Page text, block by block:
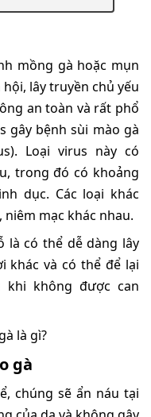
mồng gà hoặc mụn
lây truyền chủ yếu
an toàn và rất phổ
gây bệnh sùi mào gà
Loại virus này có
trong đó có khoảng
dục. Các loại khác
niêm mạc khác nhau.
là có thể dễ dàng lây
khác và có thể để lại
không được can
là gì?
gà
chúng sẽ ẩn náu tại